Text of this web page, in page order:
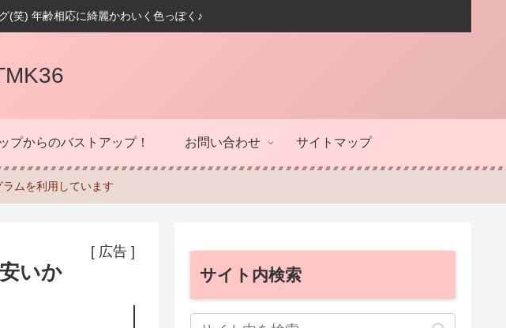
(笑) 年齢相応に綺麗かわいく色っぽく♪
プからのバストアップ！ お問い合わせ サイトマップ
ムを利用しています
[ 広告 ]
いか
サイト内検索